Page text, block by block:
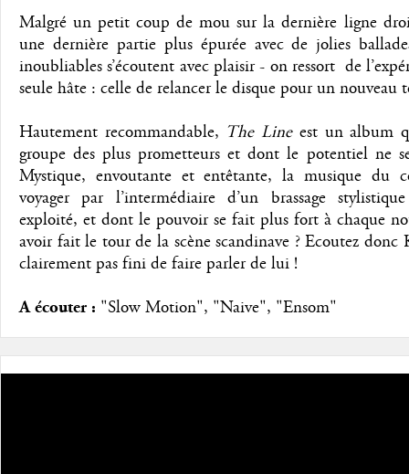
Malgré un petit coup de mou sur la dernière ligne
une dernière partie plus épurée avec de jolies
inoubliables s’écoutent avec plaisir - on ressort de
seule hâte : celle de relancer le disque pour un nouveau
Hautement recommandable, The Lineest un album
groupe des plus prometteurs et dont le potentiel ne
Mystique, envoutante et entêtante, la musique du
voyager par l’intermédiaire d’un brassage
exploité, et dont le pouvoir se fait plus fort à chaque
avoir fait le tour de la scène scandinave ? Ecoutez donc
clairement pas fini de faire parler de lui !
A écouter : "Slow Motion", "Naive", "Ensom"